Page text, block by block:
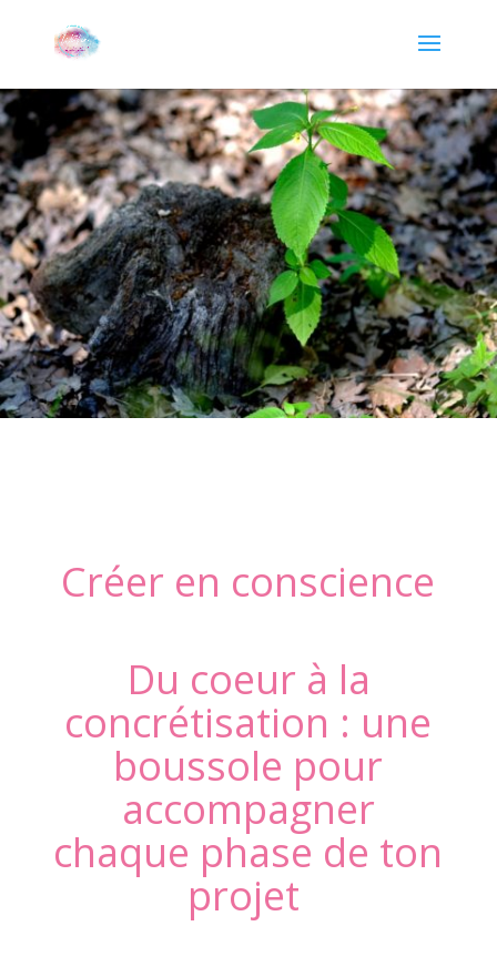
Créer en conscience
Du coeur à la
concrétisation : une
boussole pour
accompagner
chaque phase de ton
projet